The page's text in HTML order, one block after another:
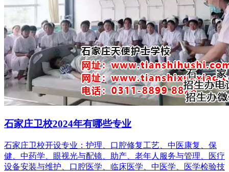
石家庄卫校2024年有哪些专业
石家庄卫校开设专业：护理、口腔修复工艺、中医康复、保
健、中药学、眼视光与配镜、助产、老年人服务与管理、医疗
设备安装与维护、口腔医学、临床医学、中医学、医学检验技